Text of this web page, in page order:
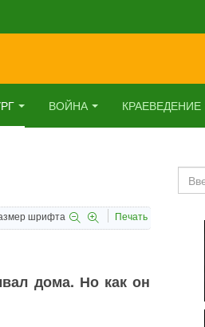
ВОЙНА КРАЕВЕДЕНИЕ
шрифта Печать
дома. Но как он